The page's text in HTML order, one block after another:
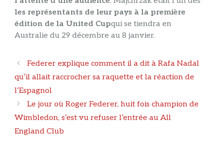
les représentants de leur pays à la première
édition de la United Cupqui se tiendra en
Australie du 29 décembre au 8 janvier.
Navigation
des
articles
Federer explique comment il a dit à Rafa Nadal
qu’il allait raccrocher sa raquette et la réaction de
l’Espagnol
Le jour où Roger Federer, huit fois champion de
Wimbledon, s’est vu refuser l’entrée au All
England Club